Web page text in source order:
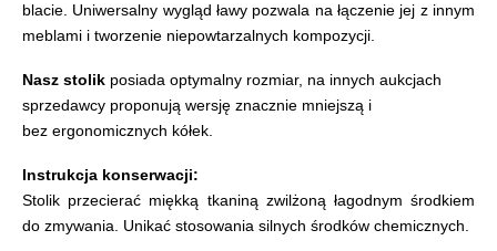
blacie. Uniwersalny wygląd ławy pozwala na łączenie jej z innym
meblami i tworzenie niepowtarzalnych kompozycji.
Nasz stolik posiada optymalny rozmiar, na innych aukcjach
sprzedawcy proponują wersję znacznie mniejszą i
bez ergonomicznych kółek.
Instrukcja konserwacji:
Stolik przecierać miękką tkaniną zwilżoną łagodnym środkiem
do zmywania. Unikać stosowania silnych środków chemicznych.